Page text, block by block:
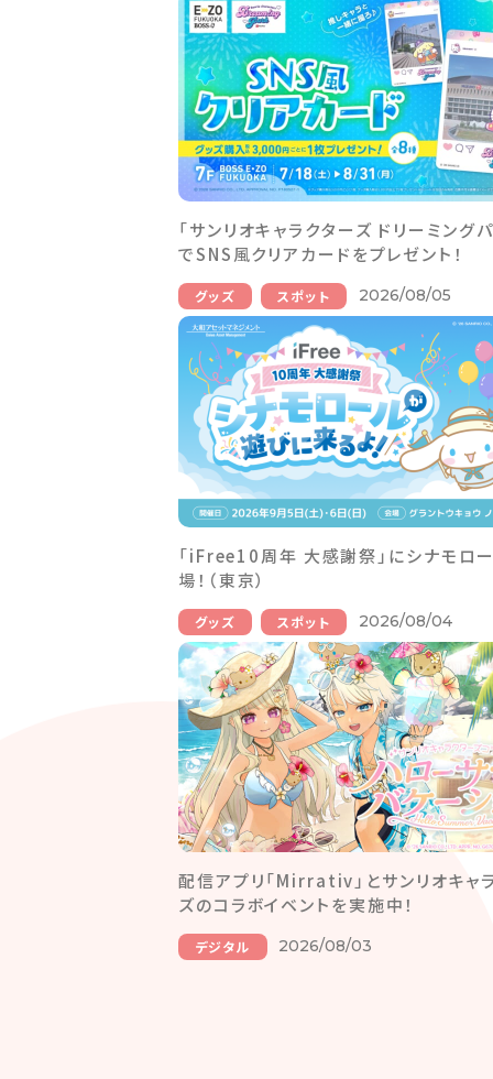
「サンリオキャラクターズ ドリーミング
でSNS風クリアカードをプレゼント！
グッズ スポット 2026/08/05
「iFree10周年 大感謝祭」にシナモロ
場！（東京）
グッズ スポット 2026/08/04
配信アプリ「Mirrativ」とサンリオキャ
ズのコラボイベントを実施中！
デジタル 2026/08/03